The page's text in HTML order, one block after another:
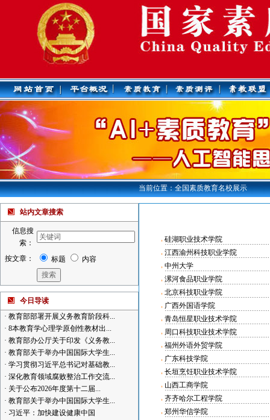
当前位置：全国素质教育名校展示
站内文章搜索
信息搜
索：
按文章：
标题 内容
今日导读
· 教育部部署开展义务教育阶段科...
· 8本教育学心理学原创性教材出...
· 教育部办公厅关于印发《义务教...
· 教育部关于举办中国国际大学生...
· 学习贯彻习近平总书记对基础教...
· 深化教育领域腐败整治工作交流...
· 关于公布2026年度第十二届...
· 教育部关于举办中国国际大学生...
· 习近平：加快建设健康中国
硅湖职业技术学院
江西渝州科技职业学院
中州大学
漯河食品职业学院
北京科技职业学院
广西外国语学院
青岛恒星职业技术学院
周口科技职业技术学院
福州外语外贸学院
广东科技学院
长垣烹饪职业技术学院
山西工商学院
齐齐哈尔工程学院
郑州华信学院